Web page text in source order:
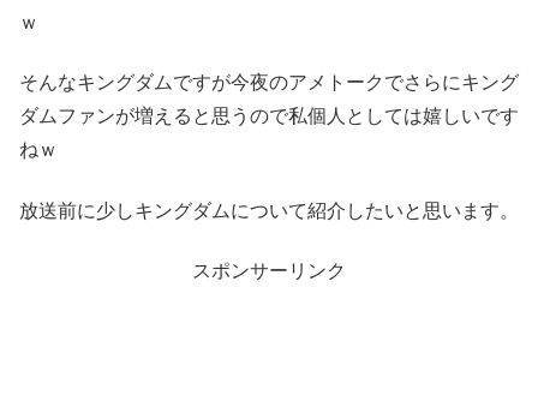
ｗ
そんなキングダムですが今夜のアメトークでさらにキング
ダムファンが増えると思うので私個人としては嬉しいです
ねｗ
放送前に少しキングダムについて紹介したいと思います。
スポンサーリンク